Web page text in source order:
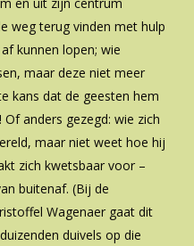
weg terug vinden met hulp
kunnen lopen; wie
maar deze niet meer
kans dat de geesten hem
anders gezegd: wie zich
maar niet weet hoe hij
zich kwetsbaar voor –
buitenaf. (Bij de
Wagenaer gaat dit
duivels op die